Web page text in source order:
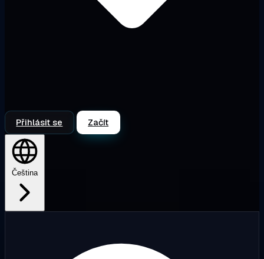
Přihlásit se Začít
Čeština